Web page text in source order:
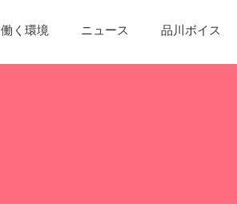
働く環境 ニュース 品川ボイス